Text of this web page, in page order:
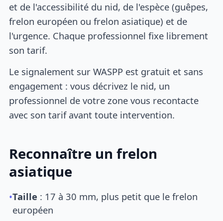
et de l'accessibilité du nid, de l'espèce (guêpes,
frelon européen ou frelon asiatique) et de
l'urgence. Chaque professionnel fixe librement
son tarif.
Le signalement sur WASPP est gratuit et sans
engagement : vous décrivez le nid, un
professionnel de votre zone vous recontacte
avec son tarif avant toute intervention.
Reconnaître un frelon
asiatique
•Taille : 17 à 30 mm, plus petit que le frelon
européen